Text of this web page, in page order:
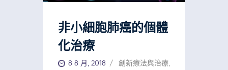
非小細胞肺癌的個體
化治療
8 8 月, 2018 創新療法與治療,